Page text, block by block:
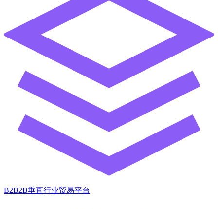
B2B2B垂直行业贸易平台